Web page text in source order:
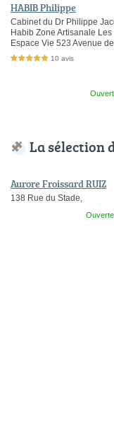
HABIB Philippe
Cabinet du Dr Philippe
Habib Zone Artisanale Les
Espace Vie 523 Avenue de
5,0 étoiles sur 5 10 avis
La sélection
Aurore Froissard RUIZ
138 Rue du Stade,